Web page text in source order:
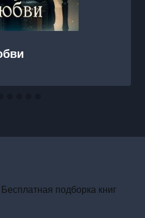
подборка книг